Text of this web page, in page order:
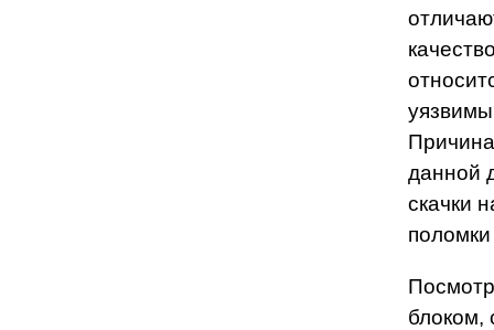
данной
скачки
блоком,